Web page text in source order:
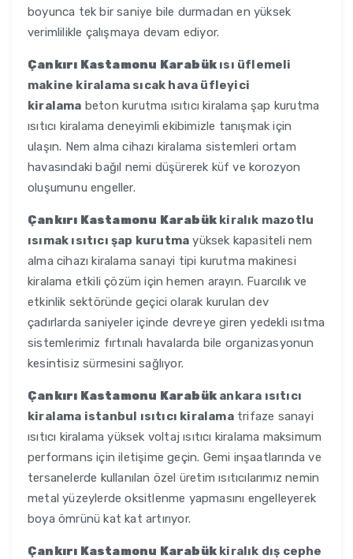
boyunca tek bir saniye bile durmadan en yüksek
verimlilikle çalışmaya devam ediyor.
Çankırı Kastamonu Karabük ısı üflemeli
makine kiralama sıcak hava üfleyici
kiralama beton kurutma ısıtıcı kiralama şap kurutma
ısıtıcı kiralama deneyimli ekibimizle tanışmak için
ulaşın. Nem alma cihazı kiralama sistemleri ortam
havasındaki bağıl nemi düşürerek küf ve korozyon
oluşumunu engeller.
Çankırı Kastamonu Karabük kiralık mazotlu
ısımak ısıtıcı şap kurutma yüksek kapasiteli nem
alma cihazı kiralama sanayi tipi kurutma makinesi
kiralama etkili çözüm için hemen arayın. Fuarcılık ve
etkinlik sektöründe geçici olarak kurulan dev
çadırlarda saniyeler içinde devreye giren yedekli ısıtma
sistemlerimiz fırtınalı havalarda bile organizasyonun
kesintisiz sürmesini sağlıyor.
Çankırı Kastamonu Karabük ankara ısıtıcı
kiralama istanbul ısıtıcı kiralamatrifaze sanayi
ısıtıcı kiralama yüksek voltaj ısıtıcı kiralama maksimum
performans için iletişime geçin. Gemi inşaatlarında ve
tersanelerde kullanılan özel üretim ısıtıcılarımız nemin
metal yüzeylerde oksitlenme yapmasını engelleyerek
boya ömrünü kat kat artırıyor.
Çankırı Kastamonu Karabük kiralık dış cephe